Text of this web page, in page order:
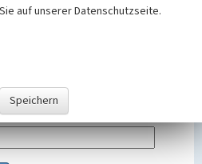
Sie unten das Rechenergebnis aus der
auf unserer Datenschutzseite.